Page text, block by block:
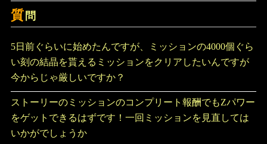
質 問
5日前ぐらいに始めたんですが、ミッションの4000個ぐら
い刻の結晶を貰えるミッションをクリアしたいんですが
今からじゃ厳しいですか？
ストーリーのミッションのコンプリート報酬でもZパワー
をゲットできるはずです！一回ミッションを見直しては
いかがでしょうか